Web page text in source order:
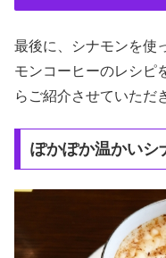
最後に、シナモンを使
モンコーヒーのレシピ
らご紹介させていただ
ぽかぽか温かいシ